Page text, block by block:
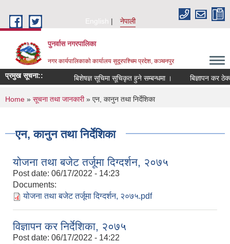
English
नेपाली
पुनर्वास नगरपालिका
नगर कार्यपालिकाको कार्यालय सुदूरपश्चिम प्रदेश, कञ्चनपुर
प्रमुख सूचना:: बिशेषज्ञ सूचिमा सूचिकृत हुने सम्बन्धमा । बिज्ञापन कर
You are here
Home » सूचना तथा जानकारी» एन, कानुन तथा निर्देशिका
एन, कानुन तथा निर्देशिका
योजना तथा बजेट तर्जूमा दिग्दर्शन, २०७५
Post date: 06/17/2022 - 14:23
Documents:
योजना तथा बजेट तर्जूमा दिग्दर्शन, २०७५.pdf
विज्ञापन कर निर्देशिका, २०७५
Post date: 06/17/2022 - 14:22